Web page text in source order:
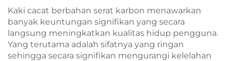
Kaki cacat berbahan serat karbon menawarkan
banyak keuntungan signifikan yang secara
langsung meningkatkan kualitas hidup pengguna.
Yang terutama adalah sifatnya yang ringan
sehingga secara signifikan mengurangi kelelahan